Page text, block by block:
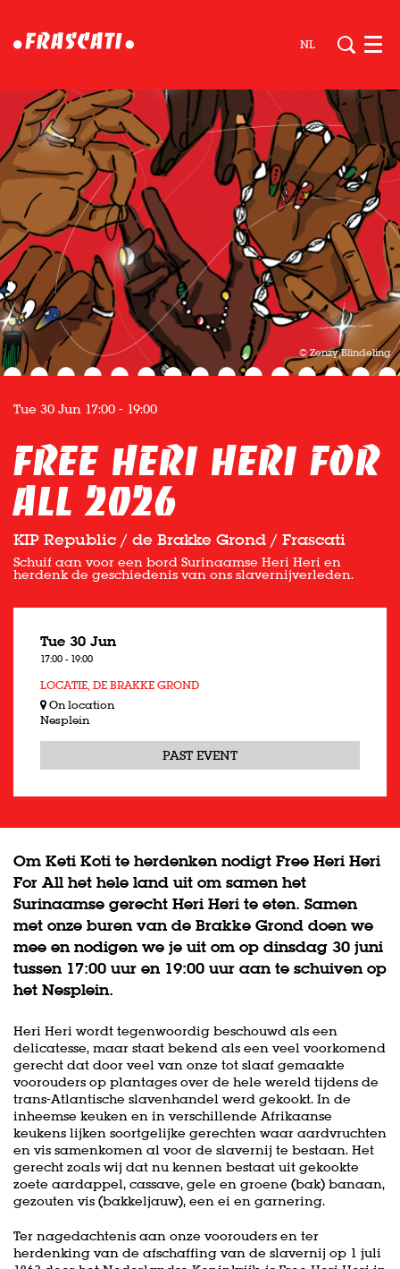
NL
© Zenzy Blindeling
Free Heri Heri For
All 2026
KIP Republic / de Brakke Grond / Frascati
Tue 30 Jun 17:00 - 19:00
Schuif aan voor een bord Surinaamse Heri Heri en
herdenk de geschiedenis van ons slavernijverleden.
Tue 30 Jun
17:00 - 19:00
LOCATIE, DE BRAKKE GROND
On location
Nesplein
PAST EVENT
Om Keti Koti te herdenken nodigt Free Heri Heri
For All het hele land uit om samen het
Surinaamse gerecht Heri Heri te eten. Samen
met onze buren van de Brakke Grond doen we
mee en nodigen we je uit om op dinsdag 30 juni
tussen 17:00 uur en 19:00 uur aan te schuiven op
het Nesplein.
Heri Heri wordt tegenwoordig beschouwd als een
delicatesse, maar staat bekend als een veel voorkomend
gerecht dat door veel van onze tot slaaf gemaakte
voorouders op plantages over de hele wereld tijdens de
trans-Atlantische slavenhandel werd gekookt. In de
inheemse keuken en in verschillende Afrikaanse
keukens lijken soortgelijke gerechten waar aardvruchten
en vis samenkomen al voor de slavernij te bestaan. Het
gerecht zoals wij dat nu kennen bestaat uit gekookte
zoete aardappel, cassave, gele en groene (bak) banaan,
gezouten vis (bakkeljauw), een ei en garnering.
Ter nagedachtenis aan onze voorouders en ter
herdenking van de afschaffing van de slavernij op 1 juli